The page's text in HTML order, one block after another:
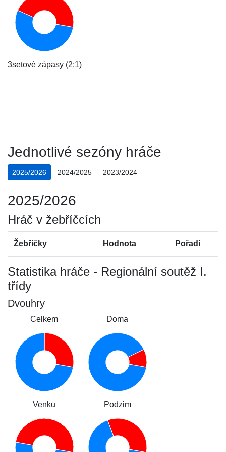
3setové zápasy (2:1)
Jednotlivé sezóny hráče
2025/2026 2024/2025 2023/2024
2025/2026
Hráč v žebříčcích
Žebříčky Hodnota Pořadí
Statistika hráče - Regionální soutěž I.
třídy
Dvouhry
Celkem Doma
Venku Podzim